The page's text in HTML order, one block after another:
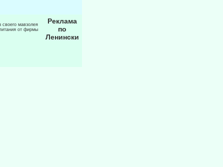
своего мавзолея
от фирмы
Реклама
по
Ленински